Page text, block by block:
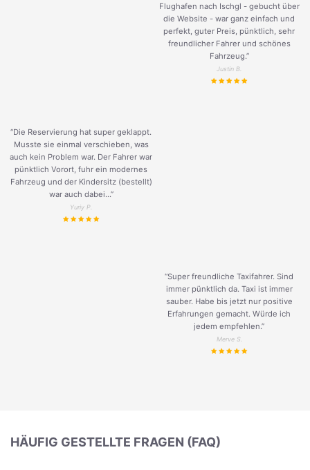
Flughafen nach Ischgl - gebucht über
die Website - war ganz einfach und
perfekt, guter Preis, pünktlich, sehr
freundlicher Fahrer und schönes
Fahrzeug.”
Justin B.
“Die Reservierung hat super geklappt.
Musste sie einmal verschieben, was
auch kein Problem war. Der Fahrer war
pünktlich Vorort, fuhr ein modernes
Fahrzeug und der Kindersitz (bestellt)
war auch dabei...”
Yuriy P.
“Super freundliche Taxifahrer. Sind
immer pünktlich da. Taxi ist immer
sauber. Habe bis jetzt nur positive
Erfahrungen gemacht. Würde ich
jedem empfehlen.”
Merve S.
HÄUFIG GESTELLTE FRAGEN (FAQ)